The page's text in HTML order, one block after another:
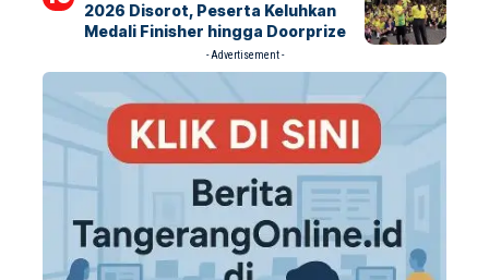
2026 Disorot, Peserta Keluhkan
Medali Finisher hingga Doorprize
- Advertisement -